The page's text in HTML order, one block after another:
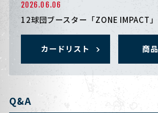
2026.06.06
12球団ブースター「ZONE IMPACT」
カードリスト 商
Q&A